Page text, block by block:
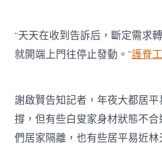
“天天在收到告訴后，斷定需求
就開端上門往停止發動。”護脊
謝啟賢告知記者，年夜大都居
撐，但有些白叟家身材狀態不
們居家隔離，也有些居平易近